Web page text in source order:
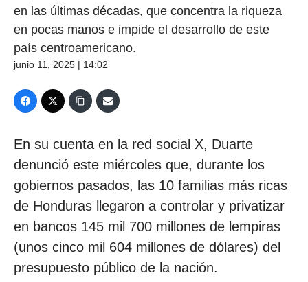
en las últimas décadas, que concentra la riqueza
en pocas manos e impide el desarrollo de este
país centroamericano.
junio 11, 2025 | 14:02
En su cuenta en la red social X, Duarte
denunció este miércoles que, durante los
gobiernos pasados, las 10 familias más ricas
de Honduras llegaron a controlar y privatizar
en bancos 145 mil 700 millones de lempiras
(unos cinco mil 604 millones de dólares) del
presupuesto público de la nación.